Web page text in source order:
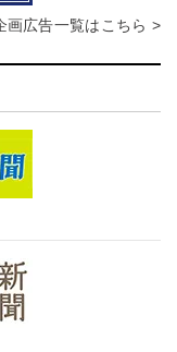
画広告一覧はこちら >